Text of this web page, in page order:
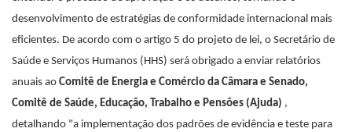
desenvolvimento de estratégias de conformidade internacional mais
eficientes. De acordo com o artigo 5 do projeto de lei, o Secretário de
Saúde e Serviços Humanos (HHS) será obrigado a enviar relatórios
anuais ao Comitê de Energia e Comércio da Câmara e Senado,
Comitê de Saúde, Educação, Trabalho e Pensões (Ajuda) ,
detalhando "a implementação dos padrões de evidência e teste para